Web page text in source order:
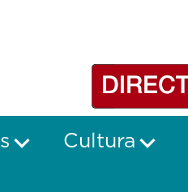
Cultura